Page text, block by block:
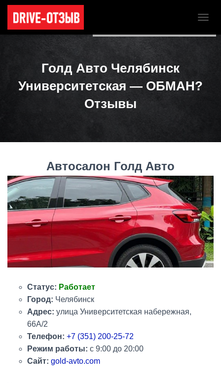
Е
А
И
Ю
Голд Авто Челябинск
Университетская — ОБМАН?
Отзывы
Автосалон Голд Авто
Статус: Работает
Город: Челябинск
Адрес: улица Университетская набережная,
66А/2
Телефон: +7 (351) 200-25-72
Режим работы: с 9:00 до 20:00
Сайт: gold-avto.com